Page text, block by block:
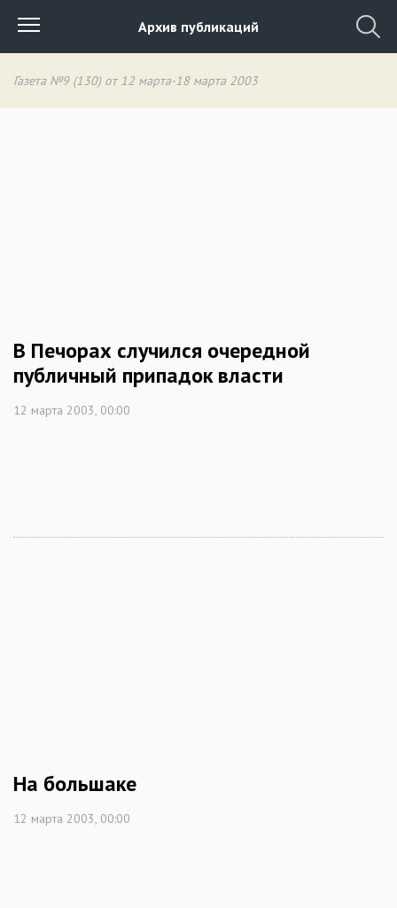
Архив публикаций
Газета №9 (130) от 12 марта-18 марта 2003
В Печорах случился очередной
публичный припадок власти
12 марта 2003, 00:00
На большаке
12 марта 2003, 00:00